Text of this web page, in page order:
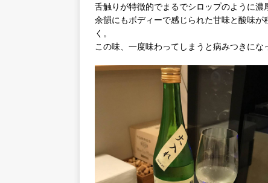
舌触りが特徴的でまるでシロップのように濃
余韻にもボディーで感じられた甘味と酸味
く。
この味、一度味わってしまうと病みつきにな